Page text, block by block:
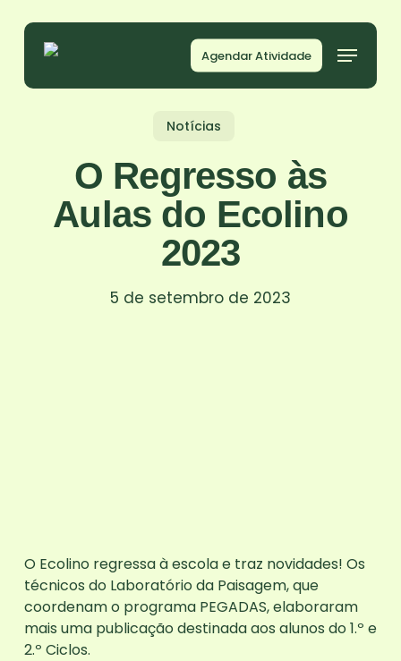
content
Agendar Atividade
Notícias
O Regresso às
Aulas do Ecolino
2023
5 de setembro de 2023
O Ecolino regressa à escola e traz novidades! Os
técnicos do Laboratório da Paisagem, que
coordenam o programa PEGADAS, elaboraram
mais uma publicação destinada aos alunos do 1.º e
2.º Ciclos.